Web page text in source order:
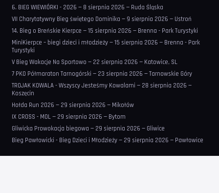
6. BIEG WIEWIÓRKI - 2026 — 8 sierpnia 2026 — Ruda Śląska
VII Charytatywny Bieg świętego Dominika — 9 sierpnia 2026 — Ustroń
14. Bieg o Breńskie Kierpce — 15 sierpnia 2026 — Brenna - Park Turystyki
MiniKierpce – biegi dzieci i młodzieży — 15 sierpnia 2026 — Brenna - Park
Turystyki
V Bieg Wakacje Na Sportowo — 22 sierpnia 2026 — Katowice, SL
7 PKO Półmaraton Tarnogórski — 23 sierpnia 2026 — Tarnowskie Góry
TROJAK KOWALA - Wszyscy Jesteśmy Kowalami — 28 sierpnia 2026 —
Koszęcin
Hołda Run 2026 — 29 sierpnia 2026 — Mikołów
IX CROSS - MOL — 29 sierpnia 2026 — Bytom
Gliwicka Prowokacja biegowa — 29 sierpnia 2026 — Gliwice
Bieg Pawłowicki - Bieg Dzieci i Młodzieży — 29 sierpnia 2026 — Pawłowice